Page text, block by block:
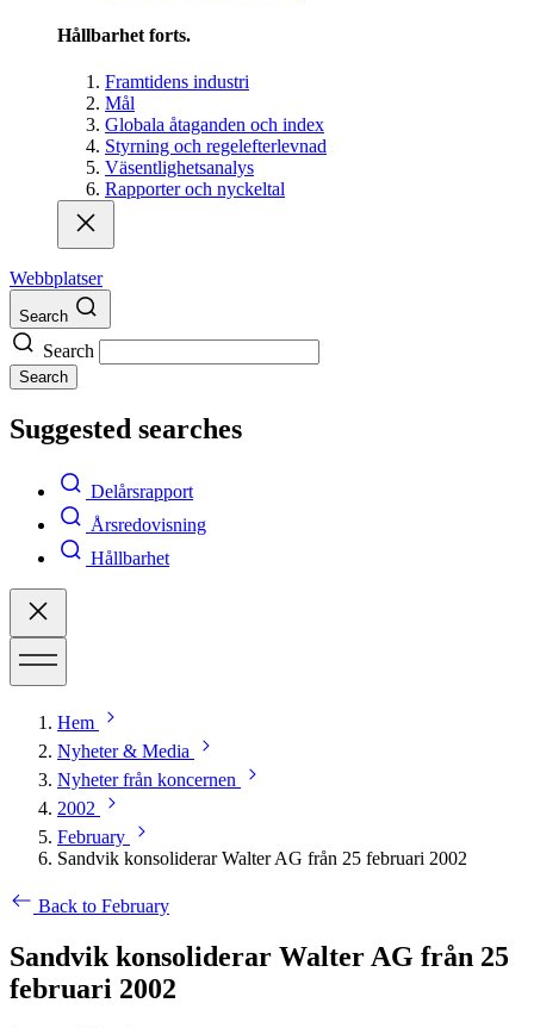
Hållbarhet forts.
Framtidens industri
Mål
Globala åtaganden och index
Styrning och regelefterlevnad
Väsentlighetsanalys
Rapporter och nyckeltal
Webbplatser
Search
Search
Search
Suggested searches
Delårsrapport
Årsredovisning
Hållbarhet
Hem
Nyheter & Media
Nyheter från koncernen
2002
February
Sandvik konsoliderar Walter AG från 25 februari 2002
Back to February
Sandvik konsoliderar Walter AG från 25
februari 2002